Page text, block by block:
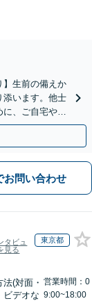
】生前の備えか
添います。他士
、ご自宅やご
可】
お問い合わせ
タビュ
見る
東京都
法(対面・
ビデオな
営業時間：0
9:00~18:00